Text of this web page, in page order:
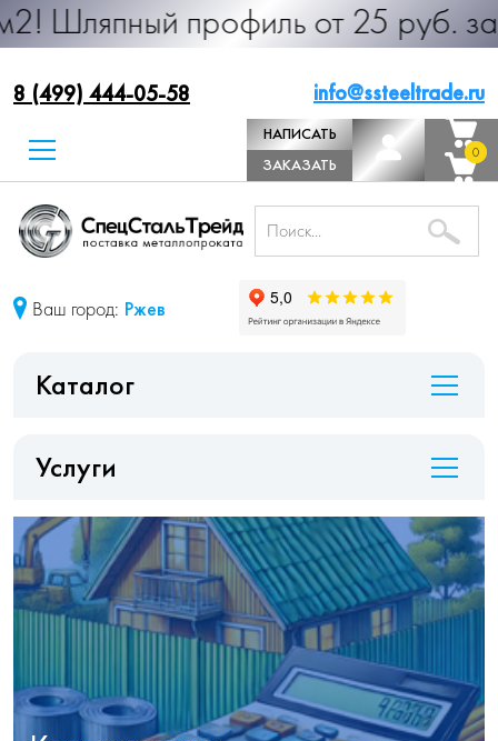
профиль от 25 руб. за м.п.
8 (499) 444-05-58 info@ssteeltrade.ru
НАПИСАТЬ
ДИРЕКТОРУ
ЗАКАЗАТЬ
ЗВОНОК
0
0
Ваш город: Ржев
Каталог
Услуги